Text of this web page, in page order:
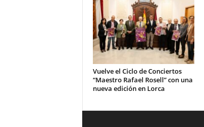
Vuelve el Ciclo de Conciertos
“Maestro Rafael Rosell” con una
nueva edición en Lorca